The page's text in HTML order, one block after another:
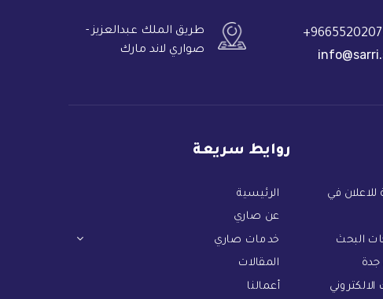
طريق الملك عبدالعزيز -
صواري لاند مارك
في
البحث
جدة
روايط سريعة
الرئيسية
عن صاري
خدمات صاري
المقالات
أعمالنا